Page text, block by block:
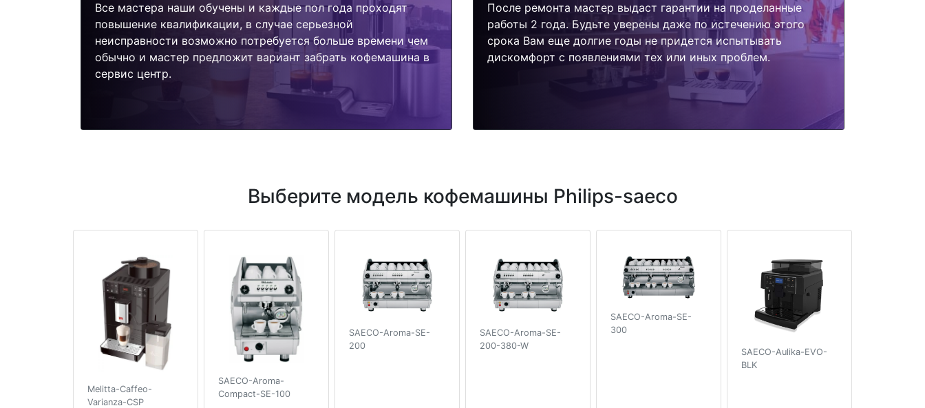
Все мастера наши обучены и каждые пол года проходят
повышение квалификации, в случае серьезной
неисправности возможно потребуется больше времени чем
обычно и мастер предложит вариант забрать кофемашина в
сервис центр.
После ремонта мастер выдаст гарантии на проделанные
работы 2 года. Будьте уверены даже по истечению этого
срока Вам еще долгие годы не придется испытывать
дискомфорт с появлениями тех или иных проблем.
Выберите модель кофемашины Philips-saeco
Melitta-Caffeo-
Varianza-CSP
SAECO-Aroma-
Compact-SE-100
SAECO-Aroma-SE-
200
SAECO-Aroma-SE-
200-380-W
SAECO-Aroma-SE-
300
SAECO-Aulika-EVO-
BLK